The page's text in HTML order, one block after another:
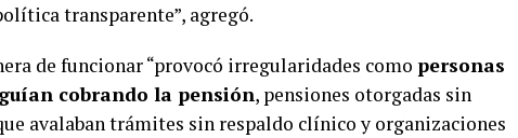
transparente”, agregó.
de funcionar “provocó irregularidades como personas
cobrando la pensión, pensiones otorgadas sin
avalaban trámites sin respaldo clínico y organizaciones